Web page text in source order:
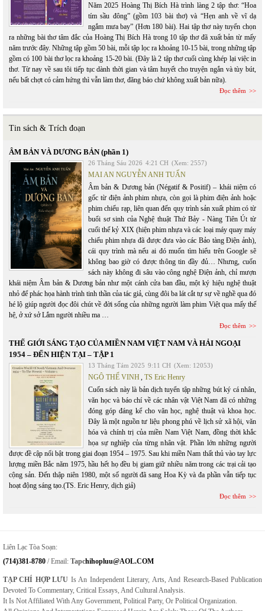
Năm 2025 Hoàng Thị Bích Hà trình làng 2 tập thơ: “Hoa
tím sầu đông” (gồm 103 bài thơ) và “Hẹn anh về vĩ dạ
ngắm mưa bay” (Hơn 180 bài). Hai tập thơ này tuyển chọn
ra những bài thơ tâm đắc của Hoàng Thị Bích Hà trong 10 tập thơ đã xuất bản từ mấy
năm trước đây. Những tập gồm 50 bài, mỗi tập lọc ra khoảng 10-15 bài, trong những tập
gồm có 100 bài thơ lọc ra khoảng 15-20 bài. (Đây là 2 tập thơ cuối cùng khép lại việc in
thơ. Từ nay về sau tôi tiếp tục dành thời gian và tâm huyết cho truyện ngắn và tùy bút,
nếu bất chợt có cảm hứng thì vẫn làm thơ, đăng báo chứ không xuất bản nữa).
Đọc thêm
Tin sách & Trích đoạn
ÂM BẢN VÀ DƯƠNG BẢN (phần 1)
26 Tháng Sáu 2026 4:21 CH (Xem: 2557)
MAI AN NGUYỄN ANH TUẤN
Âm bản & Dương bản (Négatif & Positif) – khái niệm có
gốc từ điện ảnh phim nhựa, còn gọi là phim điện ảnh hoặc
phim chiếu rạp, liên quan đến quy trình sản xuất phim có từ
buổi sơ sinh của Nghệ thuật Thứ Bảy - Nàng Tiên Út từ
cuối thế kỷ XIX (hiện phim nhựa và các loại máy quay máy
chiếu phim nhựa đã được đưa vào các Bảo tàng Điện ảnh),
cái quy trình mà nếu ai đó muốn tìm hiểu trên Google sẽ
không bao giờ có được thông tin đầy đủ… Nhưng, cuốn
sách này không đi sâu vào công nghệ Điện ảnh, chỉ mượn
khái niệm Âm bản & Dương bản như một cánh cửa ban đầu, một ký hiệu nghệ thuật
nhỏ để phác họa hành trình tinh thần của tác giả, cùng đôi ba lát cắt tự sự về nghề qua đó
hé lộ giúp người đọc đôi chút về đời sống của những người làm phim Việt qua mấy thế
hệ, ở xứ sở Lắm người nhiều ma …
Đọc thêm
THẾ GIỚI SÁNG TẠO CỦA MIỀN NAM VIỆT NAM VÀ HẢI NGOẠI
1954 – ĐẾN HIỆN TẠI – TẬP 1
13 Tháng Tám 2025 9:11 CH (Xem: 12053)
NGÔ THẾ VINH, TS Eric Henry
Cuốn sách này là bản dịch tuyển tập những bút ký cá nhân,
văn học và báo chí về các nhân vật Việt Nam đã có những
đóng góp đáng kể cho văn học, nghệ thuật và khoa học.
Đây là một nguồn tư liệu phong phú về lịch sử xã hội, văn
hóa và chính trị của miền Nam Việt Nam, đồng thời khắc
họa sự nghiệp của từng nhân vật. Phần lớn những người
được đề cập nổi bật trong giai đoạn 1954 – 1975. Sau khi miền Nam thất thủ vào tay lực
lượng miền Bắc năm 1975, hầu hết họ đều bị giam giữ nhiều năm trong các trại cải tạo
cộng sản. Đến thập niên 1980, một số người đã sang Hoa Kỳ và đa phần vẫn tiếp tục
hoạt động sáng tạo.(TS. Eric Henry, dịch giả)
Đọc thêm
Liên Lạc Tòa Soạn:
(714)381-8780 / Email: TapcHihopluu@AOL.COM
TẠP CHÍ HỢP LƯU Is An Independent Literary, Arts, And Research-Based Publication
Devoted To Commentary, Critical Essays, And Cultural Analysis.
It Is Not Affiliated With Any Government, Political Party, Or Political Organization.